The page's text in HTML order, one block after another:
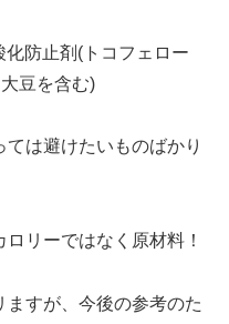
防止剤(トコフェロー
豆を含む)
は避けたいものばかり
リーではなく原材料！
すが、今後の参考のた